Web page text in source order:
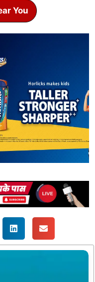
You